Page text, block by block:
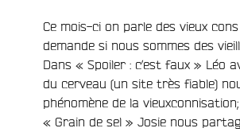
Ce mois-ci on parle des vieux
demande si nous sommes des
Dans « Spoiler : c’est faux » Léo
du cerveau (un site très fiable)
phénomène de la
« Grain de sel » Josie nous